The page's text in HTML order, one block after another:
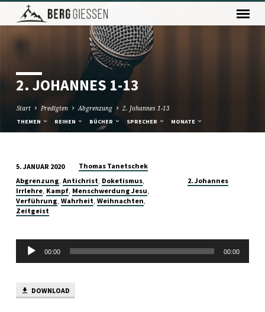
2. JOHANNES 1-13
Start Predigten Abgrenzung 2. Johannes 1-13
THEMEN REIHEN BÜCHER SPRECHER MONATE
2.
JOHANNES
1-
13
5. JANUAR 2020
Thomas Tanetschek
Abgrenzung, Antichrist, Doketismus,
Irrlehre, Kampf, Menschwerdung Jesu,
Verführung, Wahrheit, Weihnachten,
Zeitgeist
2. Johannes
Audio-
Player
00:00 00:00
DOWNLOAD